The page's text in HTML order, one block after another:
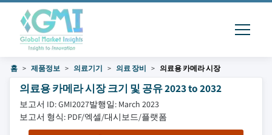
홈 제품정보 의료기기 의료 장비 의료용 카메라 시장
의료용 카메라 시장 크기 및 공유 2023 to 2032
보고서 ID: GMI2027발행일: March 2023
보고서 형식: PDF/엑셀/대시보드/플랫폼